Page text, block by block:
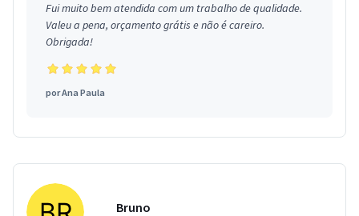
Fui muito bem atendida com um trabalho de qualidade.
Valeu a pena, orçamento grátis e não é careiro.
Obrigada!
porAna Paula
Bruno